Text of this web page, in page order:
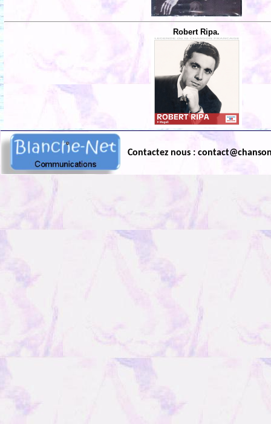
Robert Ripa.
Contactez nous :